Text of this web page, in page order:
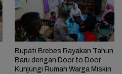
Bupati Brebes Rayakan Tahun
Baru dengan Door to Door
Kunjungi Rumah Warga Miskin